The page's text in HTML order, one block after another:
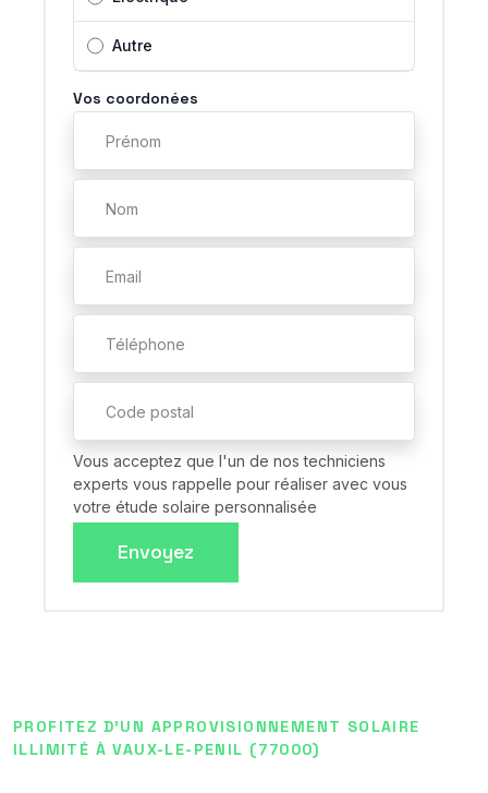
Autre
Vos coordonées
Vous acceptez que l'un de nos techniciens
experts vous rappelle pour réaliser avec vous
votre étude solaire personnalisée
Envoyez
PROFITEZ D'UN APPROVISIONNEMENT SOLAIRE
ILLIMITÉ À VAUX-LE-PENIL (77000)